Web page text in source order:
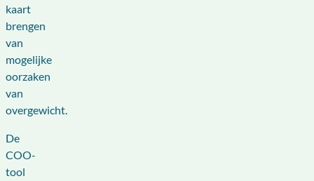
kaart
brengen
van
mogelijke
oorzaken
van
overgewicht.
De
COO-
tool